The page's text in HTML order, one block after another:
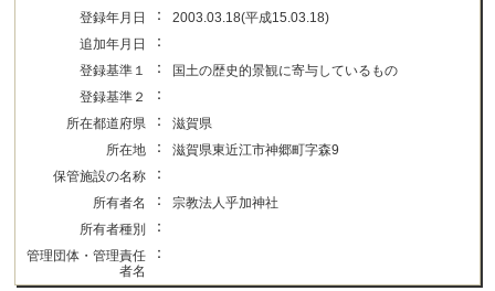
登録年月日
：
2003.03.18(平成15.03.18)
追加年月日
：
登録基準１ ：
国土の歴史的景観に寄与しているもの
登録基準２
：
所在都道府県 ：
滋賀県
所在地
：
滋賀県東近江市神郷町字森9
保管施設の名称
：
所有者名 ：
宗教法人乎加神社
所有者種別
：
管理団体・管理責任
者名
：